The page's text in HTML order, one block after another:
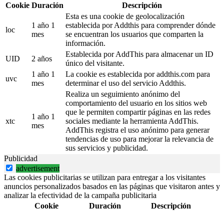
Cookie Duración Descripción
loc
1 año 1
mes
Esta es una cookie de geolocalización
establecida por Addthis para comprender dónde
se encuentran los usuarios que comparten la
información.
UID
2 años
Establecida por AddThis para almacenar un ID
único del visitante.
uvc
1 año 1
mes
La cookie es establecida por addthis.com para
determinar el uso del servicio Addthis.
xtc
1 año 1
mes
Realiza un seguimiento anónimo del
comportamiento del usuario en los sitios web
que le permiten compartir páginas en las redes
sociales mediante la herramienta AddThis.
AddThis registra el uso anónimo para generar
tendencias de uso para mejorar la relevancia de
sus servicios y publicidad.
Publicidad
advertisement
Las cookies publicitarias se utilizan para entregar a los visitantes
anuncios personalizados basados en las páginas que visitaron antes y
analizar la efectividad de la campaña publicitaria
Cookie
Duración Descripción